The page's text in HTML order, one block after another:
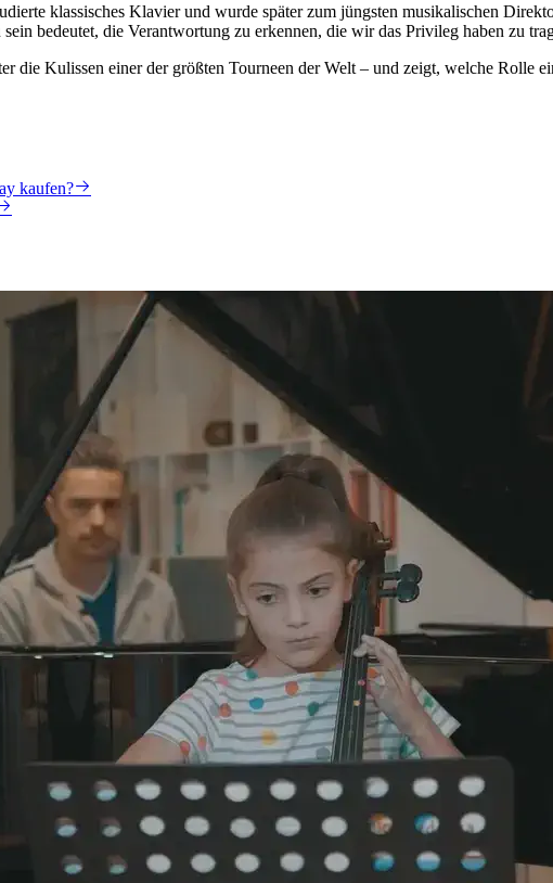
klassisches Klavier und wurde später zum jüngsten musikalischen
bedeutet, die Verantwortung zu erkennen, die wir das Privileg haben zu
die Kulissen einer der größten Tourneen der Welt – und zeigt, welche Rolle
kaufen?